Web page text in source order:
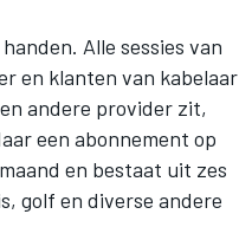
Alle sessies van
en klanten van kabelaar
andere provider zit,
een abonnement op
en bestaat uit zes
golf en diverse andere